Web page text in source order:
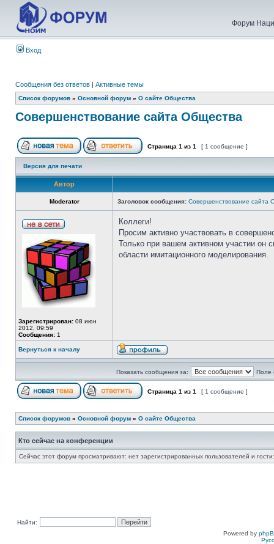
Форум
Вход
Сообщения без ответов | Активные темы
Список форумов » Основной форум » О сайте Общества
Совершенствование сайта Общества
Страница 1 из 1 [ 1 сообщение ]
Версия для печати
Автор
Moderator Заголовок сообщения: Совершенствование сайта
Зарегистрирован: 08 июн
2012, 09:59
Сообщения: 1
Коллеги!
Просим активно участвовать в
Только при вашем активном участии он
области имитационного моделирования.
Вернуться к началу
Показать сообщения за: Поле
Страница 1 из 1 [ 1 сообщение ]
Список форумов » Основной форум » О сайте Общества
Кто сейчас на конференции
Сейчас этот форум просматривают: нет зарегистрированных пользователей и
Найти:
Powered by